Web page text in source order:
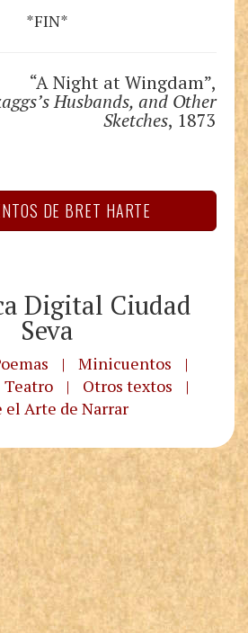
*FIN*
“A Night at Wingdam”,
Husbands, and Other
Sketches, 1873
DE BRET HARTE
Digital Ciudad
Seva
| Minicuentos
|
Teatro | Otros textos
|
el Arte de Narrar